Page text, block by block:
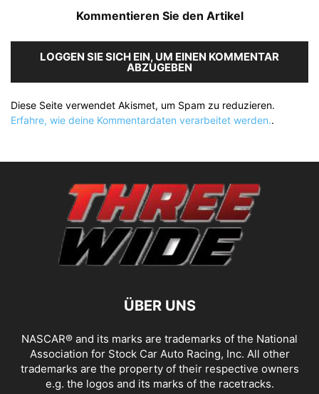
Kommentieren Sie den Artikel
LOGGEN SIE SICH EIN, UM EINEN KOMMENTAR
ABZUGEBEN
Diese Seite verwendet Akismet, um Spam zu reduzieren.
Erfahre, wie deine Kommentardaten verarbeitet werden..
ÜBER UNS
NASCAR® and its marks are trademarks of the National
Association for Stock Car Auto Racing, Inc. All other
trademarks are the property of their respective owners
e.g. the logos and its marks of the racetracks.